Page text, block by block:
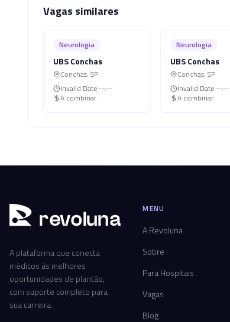
Vagas similares
Neurologia
UBS Conchas
Conchas, SP
Invalid Date --:--
A combinar
Neurologia
UBS Conchas
Conchas, SP
Invalid Date --:--
A combinar
revoluna
A plataforma que conecta
médicos às melhores
oportunidades de plantão,
com suporte completo para
sua carreira.
MENU
A Revoluna
Sobre
Para Hospitais
Vagas
Blog